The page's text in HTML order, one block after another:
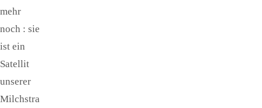
mehr
noch : sie
ist ein
Satellit
unserer
Milchstra